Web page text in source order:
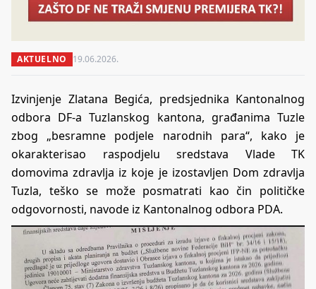
AKTUELNO 19.06.2026.
Izvinjenje Zlatana Begića, predsjednika Kantonalnog
odbora DF-a Tuzlanskog kantona, građanima Tuzle
zbog „besramne podjele narodnih para“, kako je
okarakterisao raspodjelu sredstava Vlade TK
domovima zdravlja iz koje je izostavljen Dom zdravlja
Tuzla, teško se može posmatrati kao čin političke
odgovornosti, navode iz Kantonalnog odbora PDA.